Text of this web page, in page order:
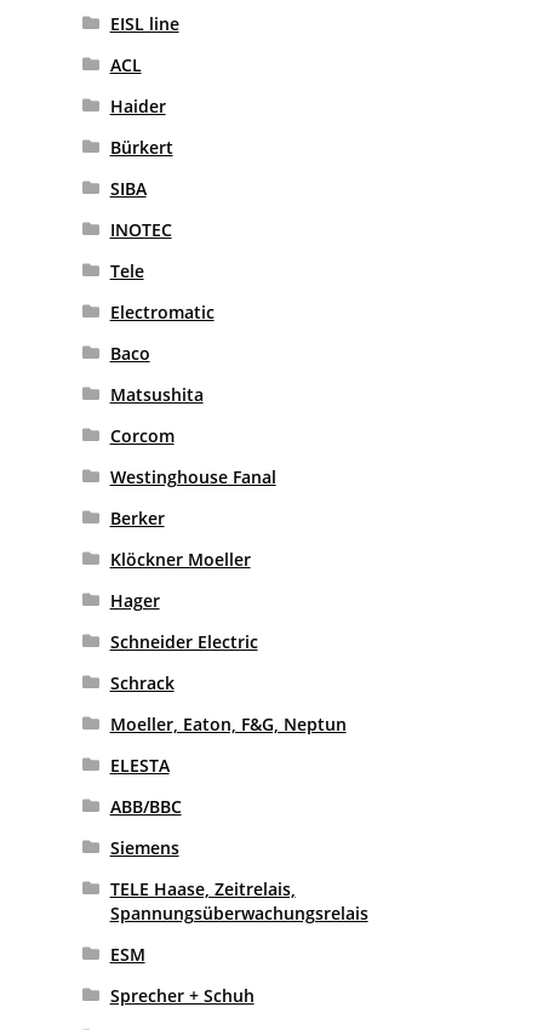
EISL line
ACL
Haider
Bürkert
SIBA
INOTEC
Tele
Electromatic
Baco
Matsushita
Corcom
Westinghouse Fanal
Berker
Klöckner Moeller
Hager
Schneider Electric
Schrack
Moeller, Eaton, F&G, Neptun
ELESTA
ABB/BBC
Siemens
TELE Haase, Zeitrelais,
Spannungsüberwachungsrelais
ESM
Sprecher + Schuh